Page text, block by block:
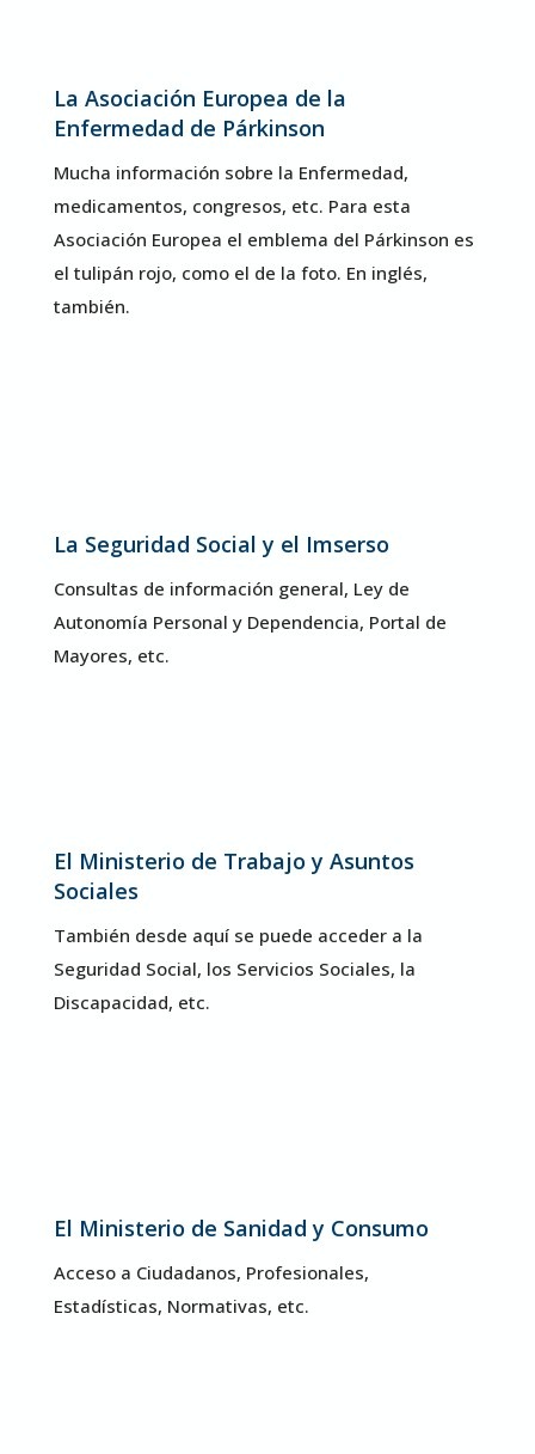
La Asociación Europea de la
Enfermedad de Párkinson
Mucha información sobre la Enfermedad,
medicamentos, congresos, etc. Para esta
Asociación Europea el emblema del Párkinson es
el tulipán rojo, como el de la foto. En inglés,
también.
La Seguridad Social y el Imserso
Consultas de información general, Ley de
Autonomía Personal y Dependencia, Portal de
Mayores, etc.
El Ministerio de Trabajo y Asuntos
Sociales
También desde aquí se puede acceder a la
Seguridad Social, los Servicios Sociales, la
Discapacidad, etc.
El Ministerio de Sanidad y Consumo
Acceso a Ciudadanos, Profesionales,
Estadísticas, Normativas, etc.